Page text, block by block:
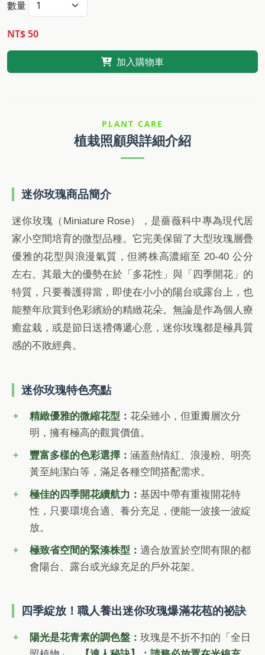
數量
NT$ 50
加入購物車
PLANT CARE
植栽照顧與詳細介紹
迷你玫瑰商品簡介
迷你玫瑰（Miniature Rose），是薔薇科中專為現代居
家小空間培育的微型品種。它完美保留了大型玫瑰層疊
優雅的花型與浪漫氣質，但將株高濃縮至 20-40 公分
左右。其最大的優勢在於「多花性」與「四季開花」的
特質，只要養護得當，即使在小小的陽台或露台上，也
能整年欣賞到色彩繽紛的精緻花朵。無論是作為個人療
癒盆栽，或是節日送禮傳遞心意，迷你玫瑰都是極具質
感的不敗經典。
迷你玫瑰特色亮點
精緻優雅的微縮花型：花朵雖小，但重瓣層次分
明，擁有極高的觀賞價值。
豐富多樣的色彩選擇：涵蓋熱情紅、浪漫粉、明亮
黃至純潔白等，滿足各種空間搭配需求。
極佳的四季開花續航力：基因中帶有重複開花特
性，只要環境合適、養分充足，便能一波接一波綻
放。
極致省空間的緊湊株型：適合放置於空間有限的都
會陽台、露台或光線充足的戶外花架。
四季綻放！職人養出迷你玫瑰爆滿花苞的祕訣
陽光是花青素的調色盤：玫瑰是不折不扣的「全日